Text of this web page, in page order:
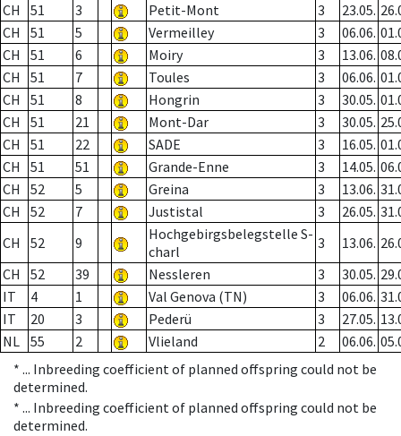
CH
51 3 Petit-Mont 3 23.05.
CH
51 5 Vermeilley 3 06.06.
CH
51 6 Moiry 3 13.06.
CH
51 7 Toules 3 06.06.
CH
51 8 Hongrin 3 30.05.
CH
51 21 Mont-Dar 3 30.05.
CH
51 22 SADE 3 16.05.
CH
51 51 Grande-Enne 3 14.05.
CH
52 5 Greina 3 13.06.
CH
52 7 Justistal 3 26.05.
CH
52 9
Hochgebirgsbelegstelle S-
charl
3 13.06.
CH
52 39 Nessleren 3 30.05.
IT
4 1 Val Genova (TN) 3 06.06.
IT
20 3 Pederü 3 27.05.
NL 55 2 Vlieland 2 06.06.
* ... Inbreeding coefficient of planned offspring could not be
determined.
* ... Inbreeding coefficient of planned offspring could not be
determined.